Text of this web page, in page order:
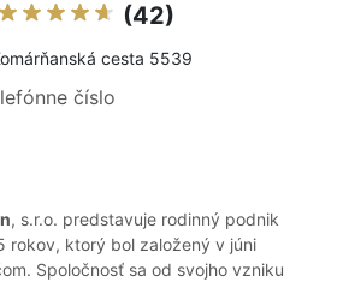
(42)
cesta 5539
číslo
, s.r.o. predstavuje rodinný podnik
rokov, ktorý bol založený v júni
Spoločnosť sa od svojho vzniku